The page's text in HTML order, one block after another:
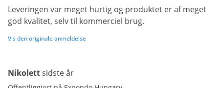
Leveringen var meget hurtig og produktet er af meget
god kvalitet, selv til kommerciel brug.
Vis den originale anmeldelse
Nikolettsidste år